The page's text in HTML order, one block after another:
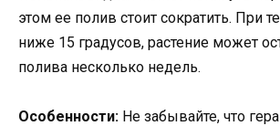
этом ее полив стоит сократить. При
ниже 15 градусов, растение может
полива несколько недель.
Особенности: Не забывайте, что